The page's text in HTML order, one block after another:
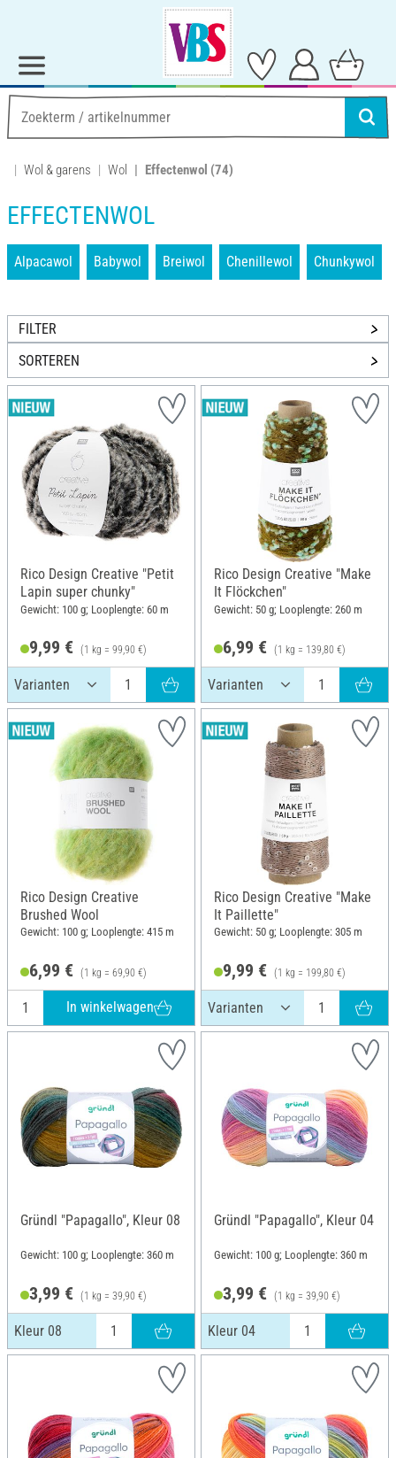
Wol & garens Wol Effectenwol (74)
EFFECTENWOL
Alpacawol Babywol Breiwol Chenillewol Chunkywol
FILTER
SORTEREN
Rico Design Creative "Petit
Lapin super chunky"
Gewicht: 100 g; Looplengte: 60 m
9,99 € (1 kg = 99,90 €)
Rico Design Creative "Make
It Flöckchen"
Gewicht: 50 g; Looplengte: 260 m
6,99 € (1 kg = 139,80 €)
Rico Design Creative
Brushed Wool
Gewicht: 100 g; Looplengte: 415 m
6,99 € (1 kg = 69,90 €)
In winkelwagen
Rico Design Creative "Make
It Paillette"
Gewicht: 50 g; Looplengte: 305 m
9,99 € (1 kg = 199,80 €)
Gründl "Papagallo", Kleur 08
Gewicht: 100 g; Looplengte: 360 m
3,99 € (1 kg = 39,90 €)
Kleur 08
Gründl "Papagallo", Kleur 04
Gewicht: 100 g; Looplengte: 360 m
3,99 € (1 kg = 39,90 €)
Kleur 04